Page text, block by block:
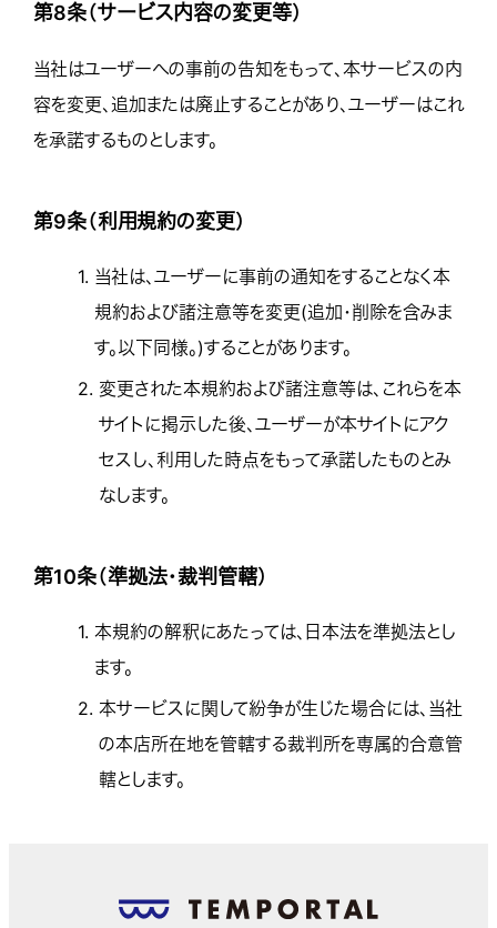
第8条（サービス内容の変更等）
当社はユーザーへの事前の告知をもって、本サービスの内
容を変更、追加または廃止することがあり、ユーザーはこれ
を承諾するものとします。
第9条（利用規約の変更）
1. 当社は、ユーザーに事前の通知をすることなく本
規約および諸注意等を変更(追加・削除を含みま
す。以下同様。)することがあります。
2. 変更された本規約および諸注意等は、これらを本
サイトに掲示した後、ユーザーが本サイトにアク
セスし、利用した時点をもって承諾したものとみ
なします。
第10条（準拠法・裁判管轄）
1. 本規約の解釈にあたっては、日本法を準拠法とし
ます。
2. 本サービスに関して紛争が生じた場合には、当社
の本店所在地を管轄する裁判所を専属的合意管
轄とします。